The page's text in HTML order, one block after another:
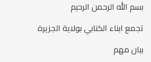
بسم الله الرحمن الرحيم
تجمع ابناء الكنابي بولاية الجزيرة
بيان مهم